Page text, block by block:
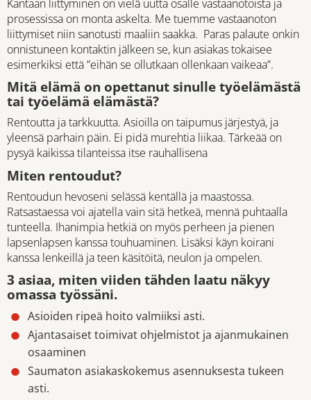
Kantaan liittyminen on vielä uutta osalle vastaanotoista ja
prosessissa on monta askelta. Me tuemme vastaanoton
liittymiset niin sanotusti maaliin saakka. Paras palaute onkin
onnistuneen kontaktin jälkeen se, kun asiakas tokaisee
esimerkiksi että ”eihän se ollutkaan ollenkaan vaikeaa”.
Mitä elämä on opettanut sinulle työelämästä
tai työelämä elämästä?
Rentoutta ja tarkkuutta. Asioilla on taipumus järjestyä, ja
yleensä parhain päin. Ei pidä murehtia liikaa. Tärkeää on
pysyä kaikissa tilanteissa itse rauhallisena
Miten rentoudut?
Rentoudun hevoseni selässä kentällä ja maastossa.
Ratsastaessa voi ajatella vain sitä hetkeä, mennä puhtaalla
tunteella. Ihanimpia hetkiä on myös perheen ja pienen
lapsenlapsen kanssa touhuaminen. Lisäksi käyn koirani
kanssa lenkeillä ja teen käsitöitä, neulon ja ompelen.
3 asiaa, miten viiden tähden laatu näkyy
omassa työssäni.
Asioiden ripeä hoito valmiiksi asti.
Ajantasaiset toimivat ohjelmistot ja ajanmukainen
osaaminen
Saumaton asiakaskokemus asennuksesta tukeen
asti.